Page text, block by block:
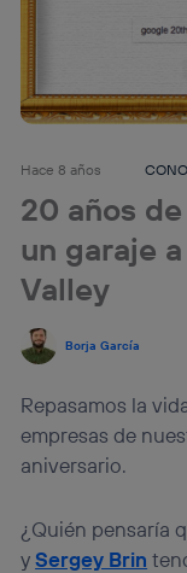
Hace 8 años
20 años
un garaje
Valley
Borja García
Repasamos la
empresas de
aniversario.
¿Quién pensaría
ySergey Brin